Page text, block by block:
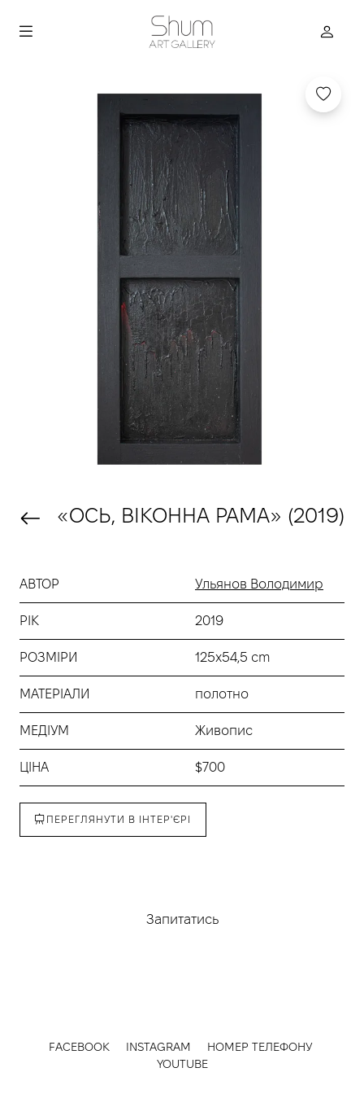
«ОСЬ, ВІКОННА РАМА» (2019)
АВТОР Ульянов Володимир
РІК 2019
РОЗМІРИ 125х54,5 cm
МАТЕРІАЛИ полотно
МЕДІУМ Живопис
ЦІНА $700
ПЕРЕГЛЯНУТИ В ІНТЕР'ЄРІ
Запитатись
FACEBOOK INSTAGRAM
НОМЕР ТЕЛЕФОНУ
YOUTUBE